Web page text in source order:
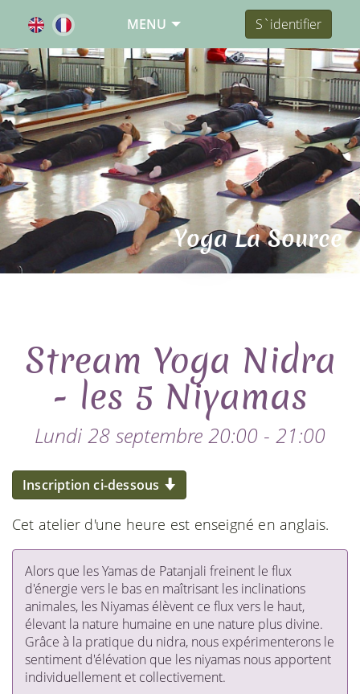
MENU S`identifier
Yoga La Source
Stream Yoga Nidra
- les 5 Niyamas
Lundi 28 septembre 20:00 - 21:00
Inscription ci-dessous
Cet atelier d'une heure est enseigné en anglais.
Alors que les Yamas de Patanjali freinent le flux
d'énergie vers le bas en maîtrisant les inclinations
animales, les Niyamas élèvent ce flux vers le haut,
élevant la nature humaine en une nature plus divine.
Grâce à la pratique du nidra, nous expérimenterons le
sentiment d'élévation que les niyamas nous apportent
individuellement et collectivement.